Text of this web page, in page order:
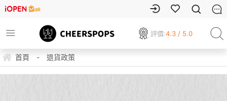
評價:4.3 / 5.0
首頁 - 退貨政策